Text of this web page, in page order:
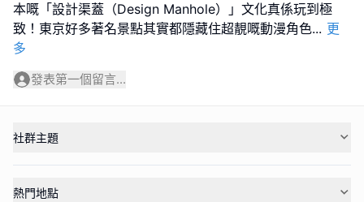
本嘅「設計渠蓋（Design Manhole）」文化真係玩到極
致！東京好多著名景點其實都隱藏住超靚嘅動漫角色... 更
多
發表第一個留言...
社群主題
熱門地點